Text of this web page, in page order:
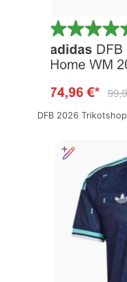
DFB 2026 Trikotshop